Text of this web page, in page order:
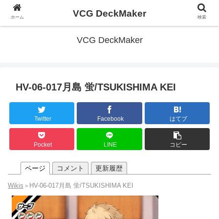
VCG DeckMaker
HV-06-017月島 蛍/TSUKISHIMA KEI
Twitter Facebook はてブ
Pocket LINE コピー
ページ コメント 更新履歴
Wikis > HV-06-017月島 蛍/TSUKISHIMA KEI
ホーム VCG DeckMaker 検索